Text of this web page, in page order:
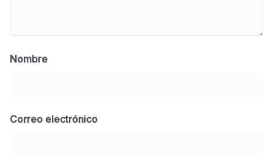
Nombre
Correo electrónico